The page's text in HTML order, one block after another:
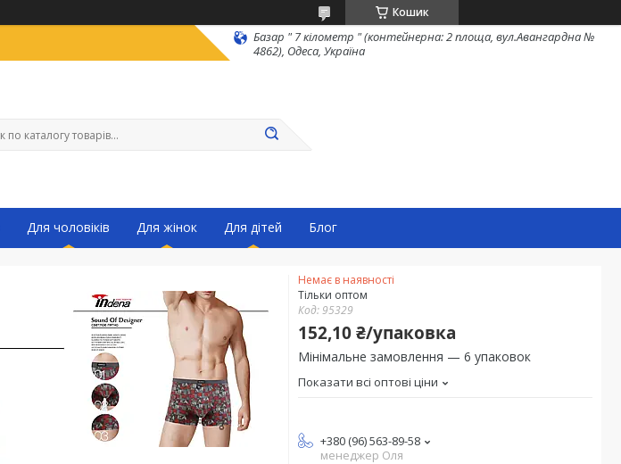
Кошик
Базар " 7 кілометр " (контейнерна: 2 площа, вул.Авангардна №
4862), Одеса, Україна
Для чоловіків Для жінок Для дітей Блог
Немає в наявності
Тільки оптом
Код:95329
152,10 ₴/упаковка
Мінімальне замовлення — 6 упаковок
Показати всі оптові ціни
+380 (96) 563-89-58
менеджер Оля